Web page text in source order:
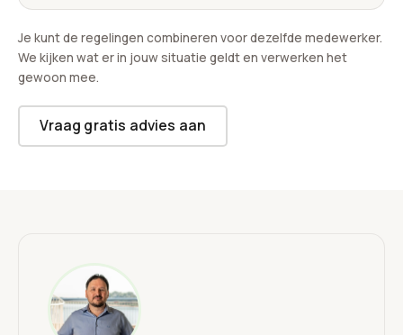
Je kunt de regelingen combineren voor dezelfde medewerker.
We kijken wat er in jouw situatie geldt en verwerken het
gewoon mee.
Vraag gratis advies aan